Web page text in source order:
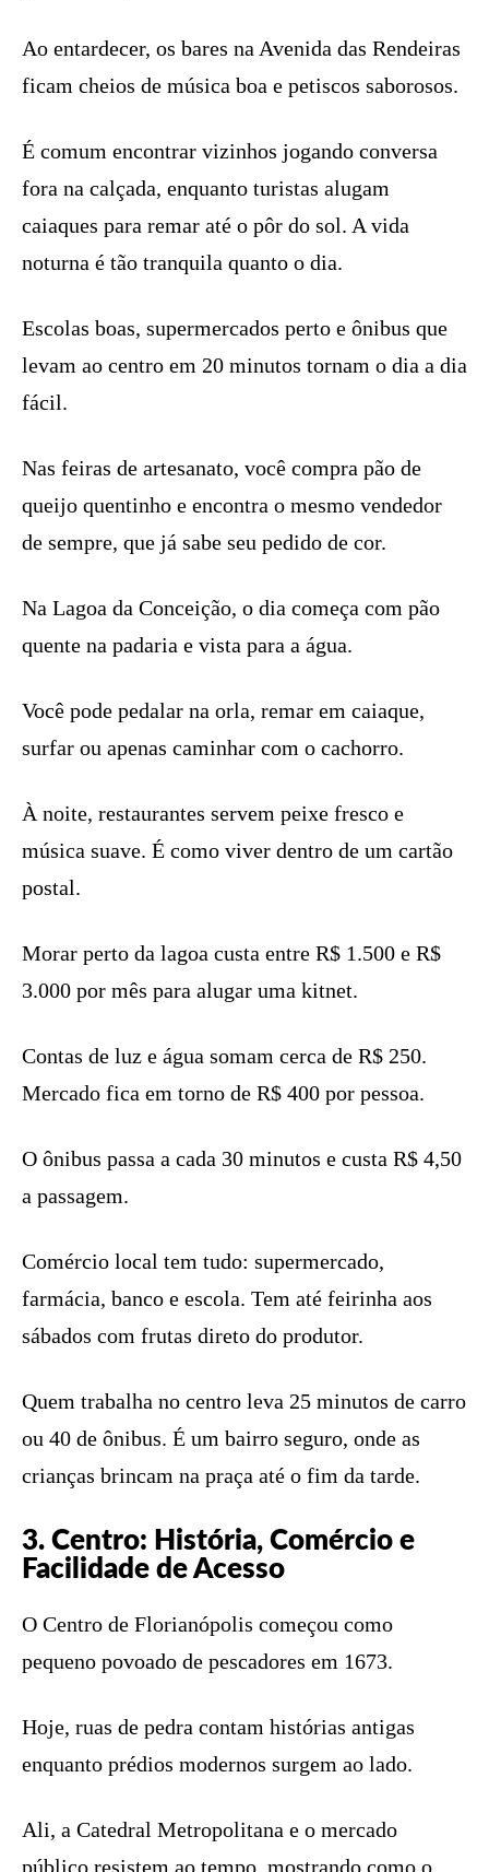
Ao entardecer, os bares na Avenida das Rendeiras
ficam cheios de música boa e petiscos saborosos.
É comum encontrar vizinhos jogando conversa
fora na calçada, enquanto turistas alugam
caiaques para remar até o pôr do sol. A vida
noturna é tão tranquila quanto o dia.
Escolas boas, supermercados perto e ônibus que
levam ao centro em 20 minutos tornam o dia a dia
fácil.
Nas feiras de artesanato, você compra pão de
queijo quentinho e encontra o mesmo vendedor
de sempre, que já sabe seu pedido de cor.
Na Lagoa da Conceição, o dia começa com pão
quente na padaria e vista para a água.
Você pode pedalar na orla, remar em caiaque,
surfar ou apenas caminhar com o cachorro.
À noite, restaurantes servem peixe fresco e
música suave. É como viver dentro de um cartão
postal.
Morar perto da lagoa custa entre R$ 1.500 e R$
3.000 por mês para alugar uma kitnet.
Contas de luz e água somam cerca de R$ 250.
Mercado fica em torno de R$ 400 por pessoa.
O ônibus passa a cada 30 minutos e custa R$ 4,50
a passagem.
Comércio local tem tudo: supermercado,
farmácia, banco e escola. Tem até feirinha aos
sábados com frutas direto do produtor.
Quem trabalha no centro leva 25 minutos de carro
ou 40 de ônibus. É um bairro seguro, onde as
crianças brincam na praça até o fim da tarde.
3. Centro: História, Comércio e
Facilidade de Acesso
O Centro de Florianópolis começou como
pequeno povoado de pescadores em 1673.
Hoje, ruas de pedra contam histórias antigas
enquanto prédios modernos surgem ao lado.
Ali, a Catedral Metropolitana e o mercado
público resistem ao tempo, mostrando como o